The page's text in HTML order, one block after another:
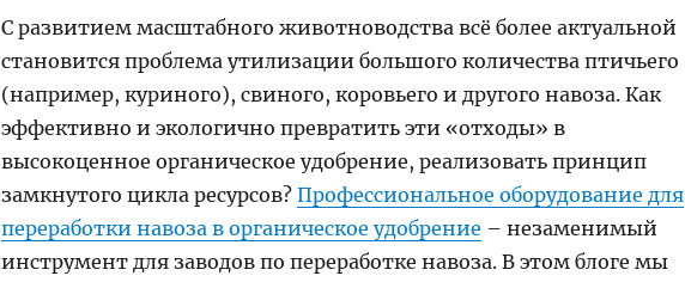
С развитием масштабного животноводства всё более актуальной
становится проблема утилизации большого количества птичьего
(например, куриного), свиного, коровьего и другого навоза. Как
эффективно и экологично превратить эти «отходы» в
высокоценное органическое удобрение, реализовать принцип
замкнутого цикла ресурсов? Профессиональное оборудование для
переработки навоза в органическое удобрение – незаменимый
инструмент для заводов по переработке навоза. В этом блоге мы